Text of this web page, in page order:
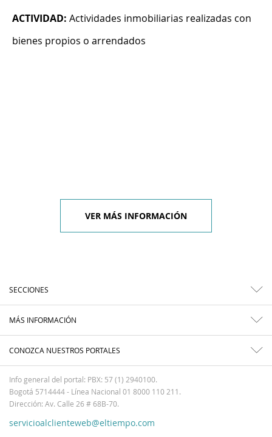
ACTIVIDAD: Actividades inmobiliarias realizadas con
bienes propios o arrendados
VER MÁS INFORMACIÓN
SECCIONES
MÁS INFORMACIÓN
CONOZCA NUESTROS PORTALES
Info general del portal: PBX: 57 (1) 2940100.
Bogotá 5714444 - Línea Nacional 01 8000 110 211.
Dirección: Av. Calle 26 # 68B-70.
servicioalclienteweb@eltiempo.com